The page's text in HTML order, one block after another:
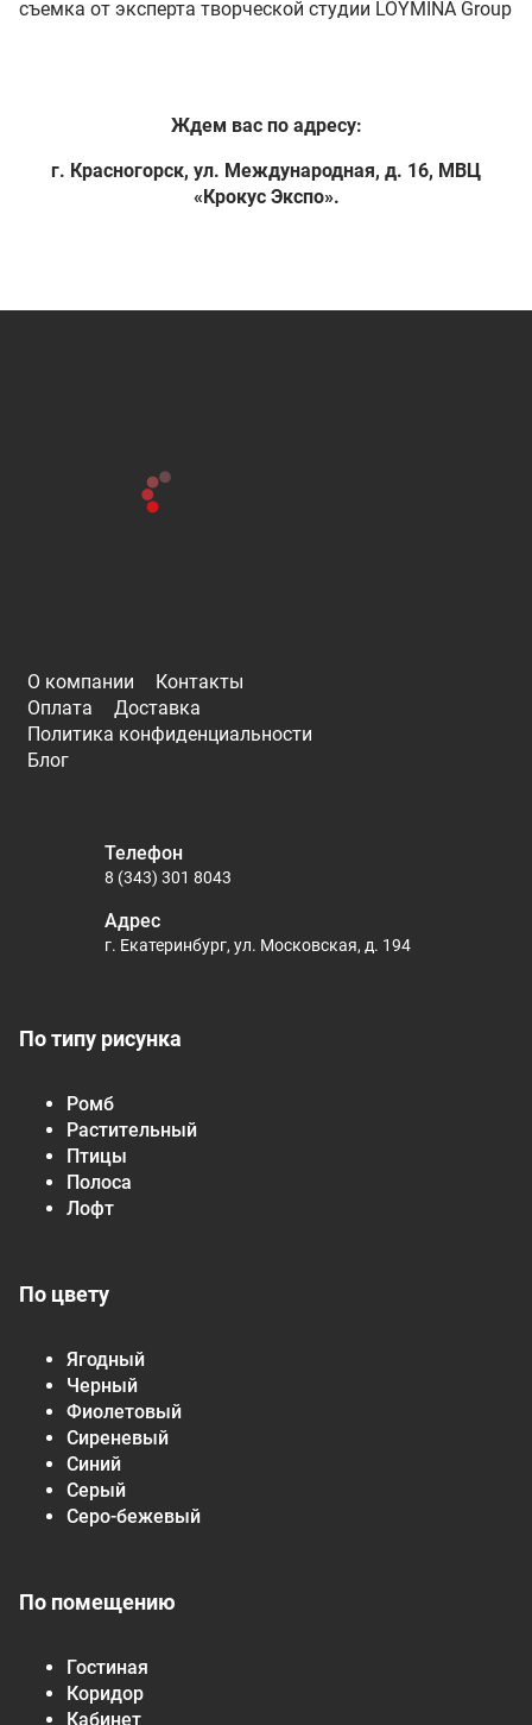
съемка от эксперта творческой студии LOYMINA Group
Ждем вас по адресу:
г. Красногорск, ул. Международная, д. 16, МВЦ
«Крокус Экспо».
О компании
Контакты
Оплата
Доставка
Политика конфиденциальности
Блог
По типу рисунка
Ромб
Растительный
Птицы
Полоса
Лофт
По цвету
Ягодный
Черный
Фиолетовый
Сиреневый
Синий
Серый
Серо-бежевый
По помещению
Гостиная
Коридор
Кабинет
Телефон
8 (343) 301 8043
Адрес
г. Екатеринбург, ул. Московская, д. 194